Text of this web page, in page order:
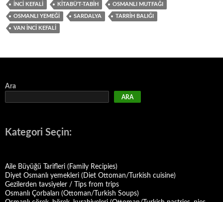
İNCI KEFALI KITABÜ'T-TABIH OSMANLI MUTFAĞI
OSMANLI YEMEĞI SARDALYA TARRIH BALIĞI
VAN INCI KEFALI
Ara
ARA
Kategori Seçin:
Aile Büyüğü Tarifleri (Family Recipies)
Diyet Osmanlı yemekleri (Diet Ottoman/Turkish cuisine)
Gezilerden tavsiyeler / Tips from trips
Osmanlı Çorbaları (Ottoman/Turkish Soups)